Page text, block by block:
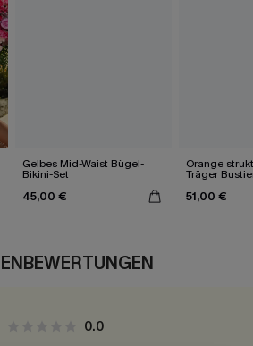
Gelbes Mid-Waist Bügel-
Bikini-Set
45,00 €
Orange
Träger
51,00 €
0.0